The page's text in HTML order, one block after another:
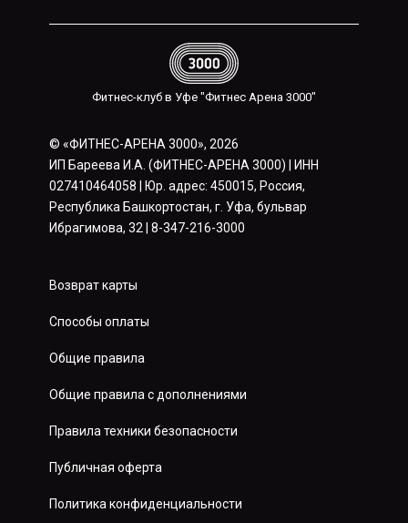
Фитнес-клуб в Уфе "Фитнес Арена 3000"
© «ФИТНЕС-АРЕНА 3000», 2026
ИП Бареева И.А. (ФИТНЕС-АРЕНА 3000) | ИНН
027410464058 | Юр. адрес: 450015, Россия,
Республика Башкортостан, г. Уфа, бульвар
Ибрагимова, 32 | 8-347-216-3000
Возврат карты
Способы оплаты
Общие правила
Общие правила с дополнениями
Правила техники безопасности
Публичная оферта
Политика конфиденциальности